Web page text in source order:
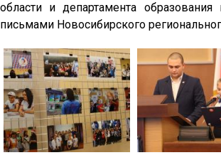
области и департамента
письмами Новосибирского